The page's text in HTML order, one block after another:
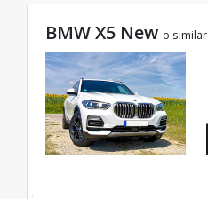
BMW X5 New o similar